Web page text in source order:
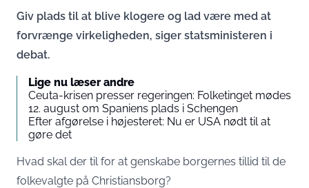
Giv plads til at blive klogere og lad være med at
forvrænge virkeligheden, siger statsministeren i
debat.
Lige nu læser andre
Ceuta-krisen presser regeringen: Folketinget mødes
12. august om Spaniens plads i Schengen
Efter afgørelse i højesteret: Nu er USA nødt til at
gøre det
Hvad skal der til for at genskabe borgernes tillid til de
folkevalgte på Christiansborg?